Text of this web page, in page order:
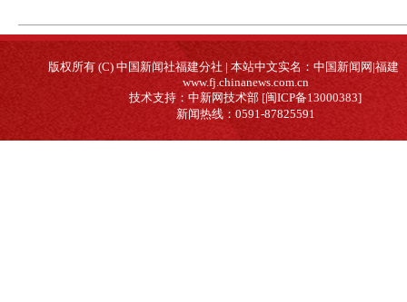
版权所有 (C) 中国新闻社福建分社 | 本站中文实名：中国新闻网|福建
www.fj.chinanews.com.cn
技术支持：中新网技术部 [闽ICP备13000383]
新闻热线：0591-87825591